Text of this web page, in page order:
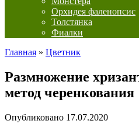
Орхидея фаленопсис
Толстянка
Фиалки
Главная » Цветник
Размножение
метод черенкования
Опубликовано 17.07.2020